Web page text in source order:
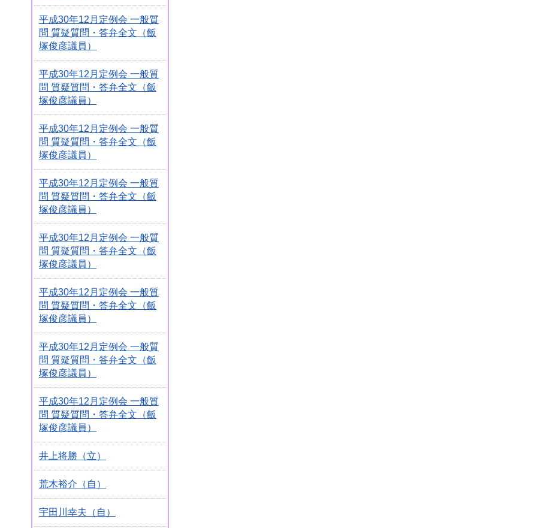
平成30年12月定例会 一般質
問 質疑質問・答弁全文（飯
塚俊彦議員）
平成30年12月定例会 一般質
問 質疑質問・答弁全文（飯
塚俊彦議員）
平成30年12月定例会 一般質
問 質疑質問・答弁全文（飯
塚俊彦議員）
平成30年12月定例会 一般質
問 質疑質問・答弁全文（飯
塚俊彦議員）
平成30年12月定例会 一般質
問 質疑質問・答弁全文（飯
塚俊彦議員）
平成30年12月定例会 一般質
問 質疑質問・答弁全文（飯
塚俊彦議員）
平成30年12月定例会 一般質
問 質疑質問・答弁全文（飯
塚俊彦議員）
平成30年12月定例会 一般質
問 質疑質問・答弁全文（飯
塚俊彦議員）
井上将勝（立）
荒木裕介（自）
宇田川幸夫（自）